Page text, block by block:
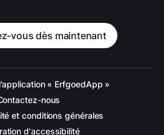
vous dès maintenant
« ErfgoedApp »
nous
et conditions générales
d'accessibilité